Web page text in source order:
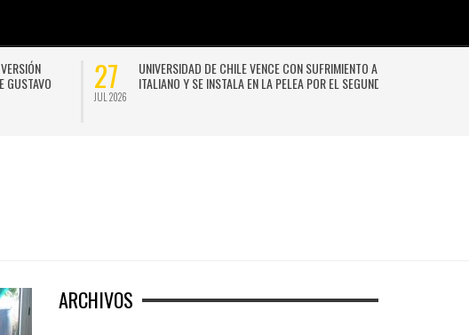
GUSTAVO
27
JUL 2026
UNIVERSIDAD DE CHILE VENCE CON SUFRIMIENTO A AUDAX
ITALIANO Y SE INSTALA EN LA PELEA POR EL SEGUNDO LUGAR
ARCHIVOS